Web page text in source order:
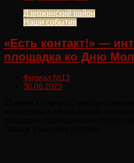
Дзержинский район
Наши события
«Есть контакт!» —
площадка ко Дню
Филиал №13
30.06.2023